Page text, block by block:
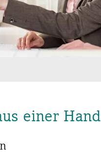
einer Hand